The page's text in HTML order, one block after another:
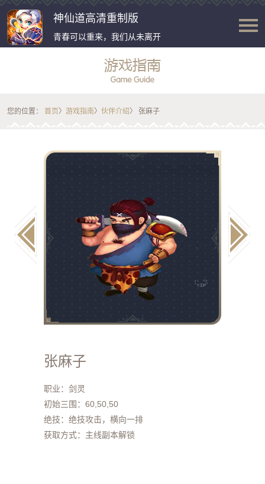
神仙道高清重制版
青春可以重来，我们从未离开
您的位置： 首页〉 游戏指南〉 伙伴介绍〉 张麻子
张麻子
职业：剑灵
初始三围：60,50,50
绝技：绝技攻击，横向一排
获取方式：主线副本解锁
b c